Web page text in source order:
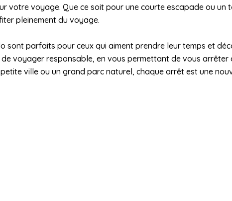
votre voyage. Que ce soit pour une courte escapade ou un
pleinement du voyage.
sont parfaits pour ceux qui aiment prendre leur temps et
voyager responsable, en vous permettant de vous arrêter
ville ou un grand parc naturel, chaque arrêt est une